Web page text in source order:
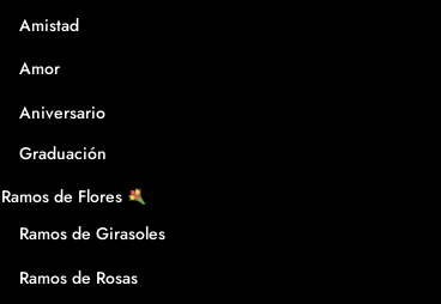
Amistad
Amor
Aniversario
Graduación
Ramos de Flores
Ramos de Girasoles
Ramos de Rosas